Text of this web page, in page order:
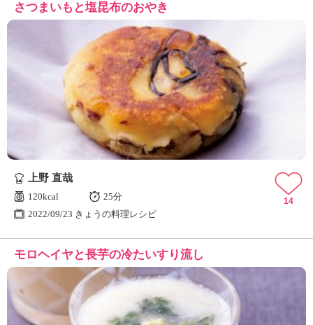
さつまいもと塩昆布のおやき
上野 直哉
120kcal
25分
2022/09/23 きょうの料理レシピ
14
モロヘイヤと長芋の冷たいすり流し